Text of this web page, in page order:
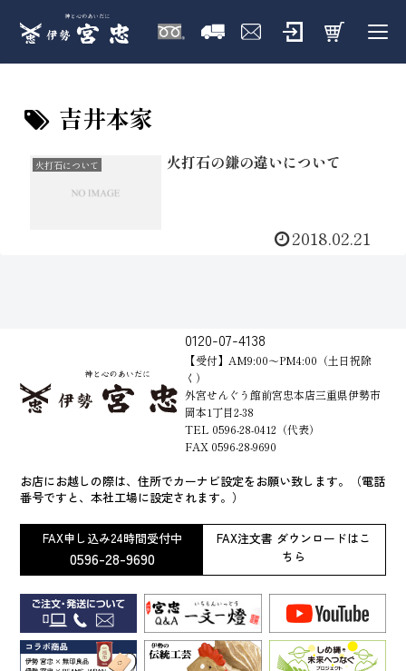
吉井本家
火打石について 火打石の鎌の違いについて
2018.02.21
0120-07-4138
【受付】AM9:00～PM4:00（土日祝除
く）
外宮せんぐう館前宮忠本店三重県伊勢市
岡本1丁目2-38
TEL 0596-28-0412（代表）
FAX 0596-28-9690
お店にお越しの際は、住所でカーナビ設定をお願い致します。（電話
番号ですと、本社工場に設定されます。）
FAX申し込み24時間受付中
0596-28-9690
FAX注文書 ダウンロードはこ
ちら